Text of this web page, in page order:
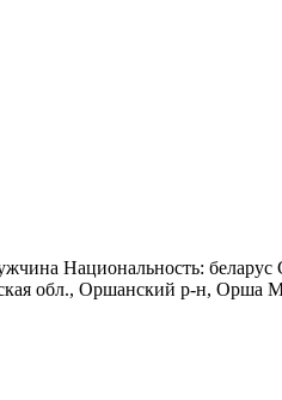
Национальность: беларус
обл., Оршанский р-н, Орша